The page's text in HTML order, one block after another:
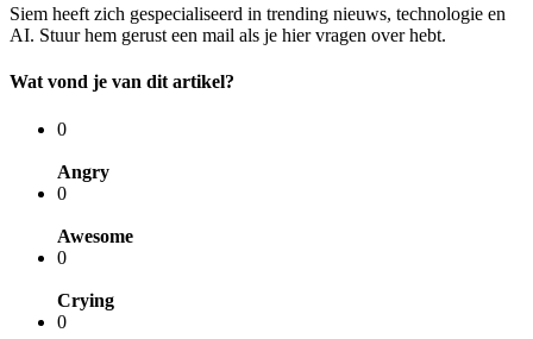
Siem heeft zich gespecialiseerd in trending nieuws, technologie en
AI. Stuur hem gerust een mail als je hier vragen over hebt.
Wat vond je van dit artikel?
0
Angry
0
Awesome
0
Crying
0